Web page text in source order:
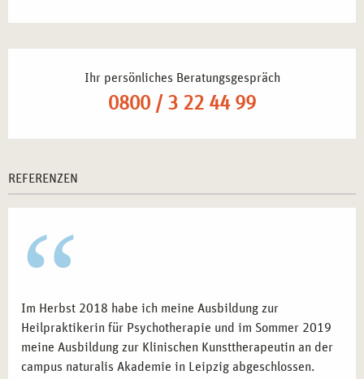
Ihr persönliches Beratungsgespräch
0800 / 3 22 44 99
REFERENZEN
Im Herbst 2018 habe ich meine Ausbildung zur
Heilpraktikerin für Psychotherapie und im Sommer 2019
meine Ausbildung zur Klinischen Kunsttherapeutin an der
campus naturalis Akademie in Leipzig abgeschlossen.